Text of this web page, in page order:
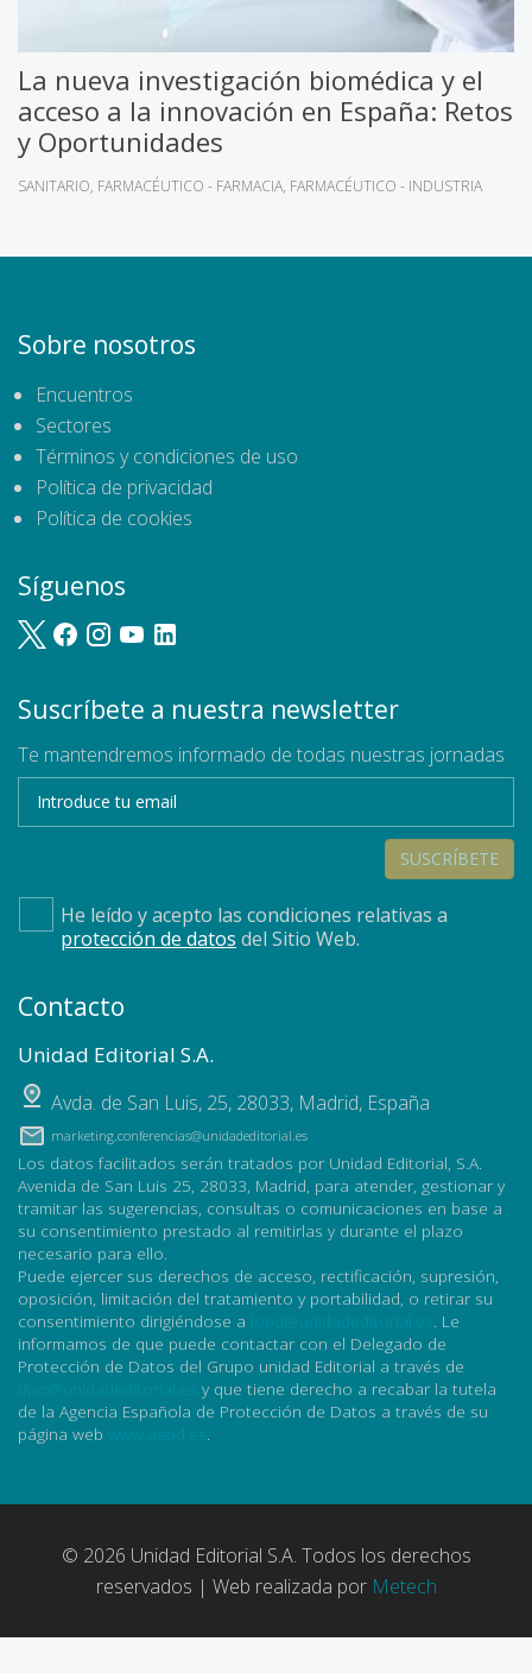
La nueva investigación biomédica y el
acceso a la innovación en España: Retos
y Oportunidades
SANITARIO FARMACÉUTICO - FARMACIA FARMACÉUTICO - INDUSTRIA
Sobre nosotros
Encuentros
Sectores
Términos y condiciones de uso
Política de privacidad
Política de cookies
Síguenos
Suscríbete a nuestra newsletter
Te mantendremos informado de todas nuestras jornadas
SUSCRÍBETE
He leído y acepto las condiciones relativas a
protección de datos del Sitio Web.
Contacto
Unidad Editorial S.A.
Avda. de San Luis, 25, 28033, Madrid, España
marketing.conferencias@unidadeditorial.es
Los datos facilitados serán tratados por Unidad Editorial, S.A.
Avenida de San Luis 25, 28033, Madrid, para atender, gestionar y
tramitar las sugerencias, consultas o comunicaciones en base a
su consentimiento prestado al remitirlas y durante el plazo
necesario para ello.
Puede ejercer sus derechos de acceso, rectificación, supresión,
oposición, limitación del tratamiento y portabilidad, o retirar su
consentimiento dirigiéndose a
. Le
informamos de que puede contactar con el Delegado de
Protección de Datos del Grupo unidad Editorial a través de
y que tiene derecho a recabar la tutela
de la Agencia Española de Protección de Datos a través de su
página web
© 2026 Unidad Editorial S.A. Todos los derechos
reservados | Web realizada por Metech